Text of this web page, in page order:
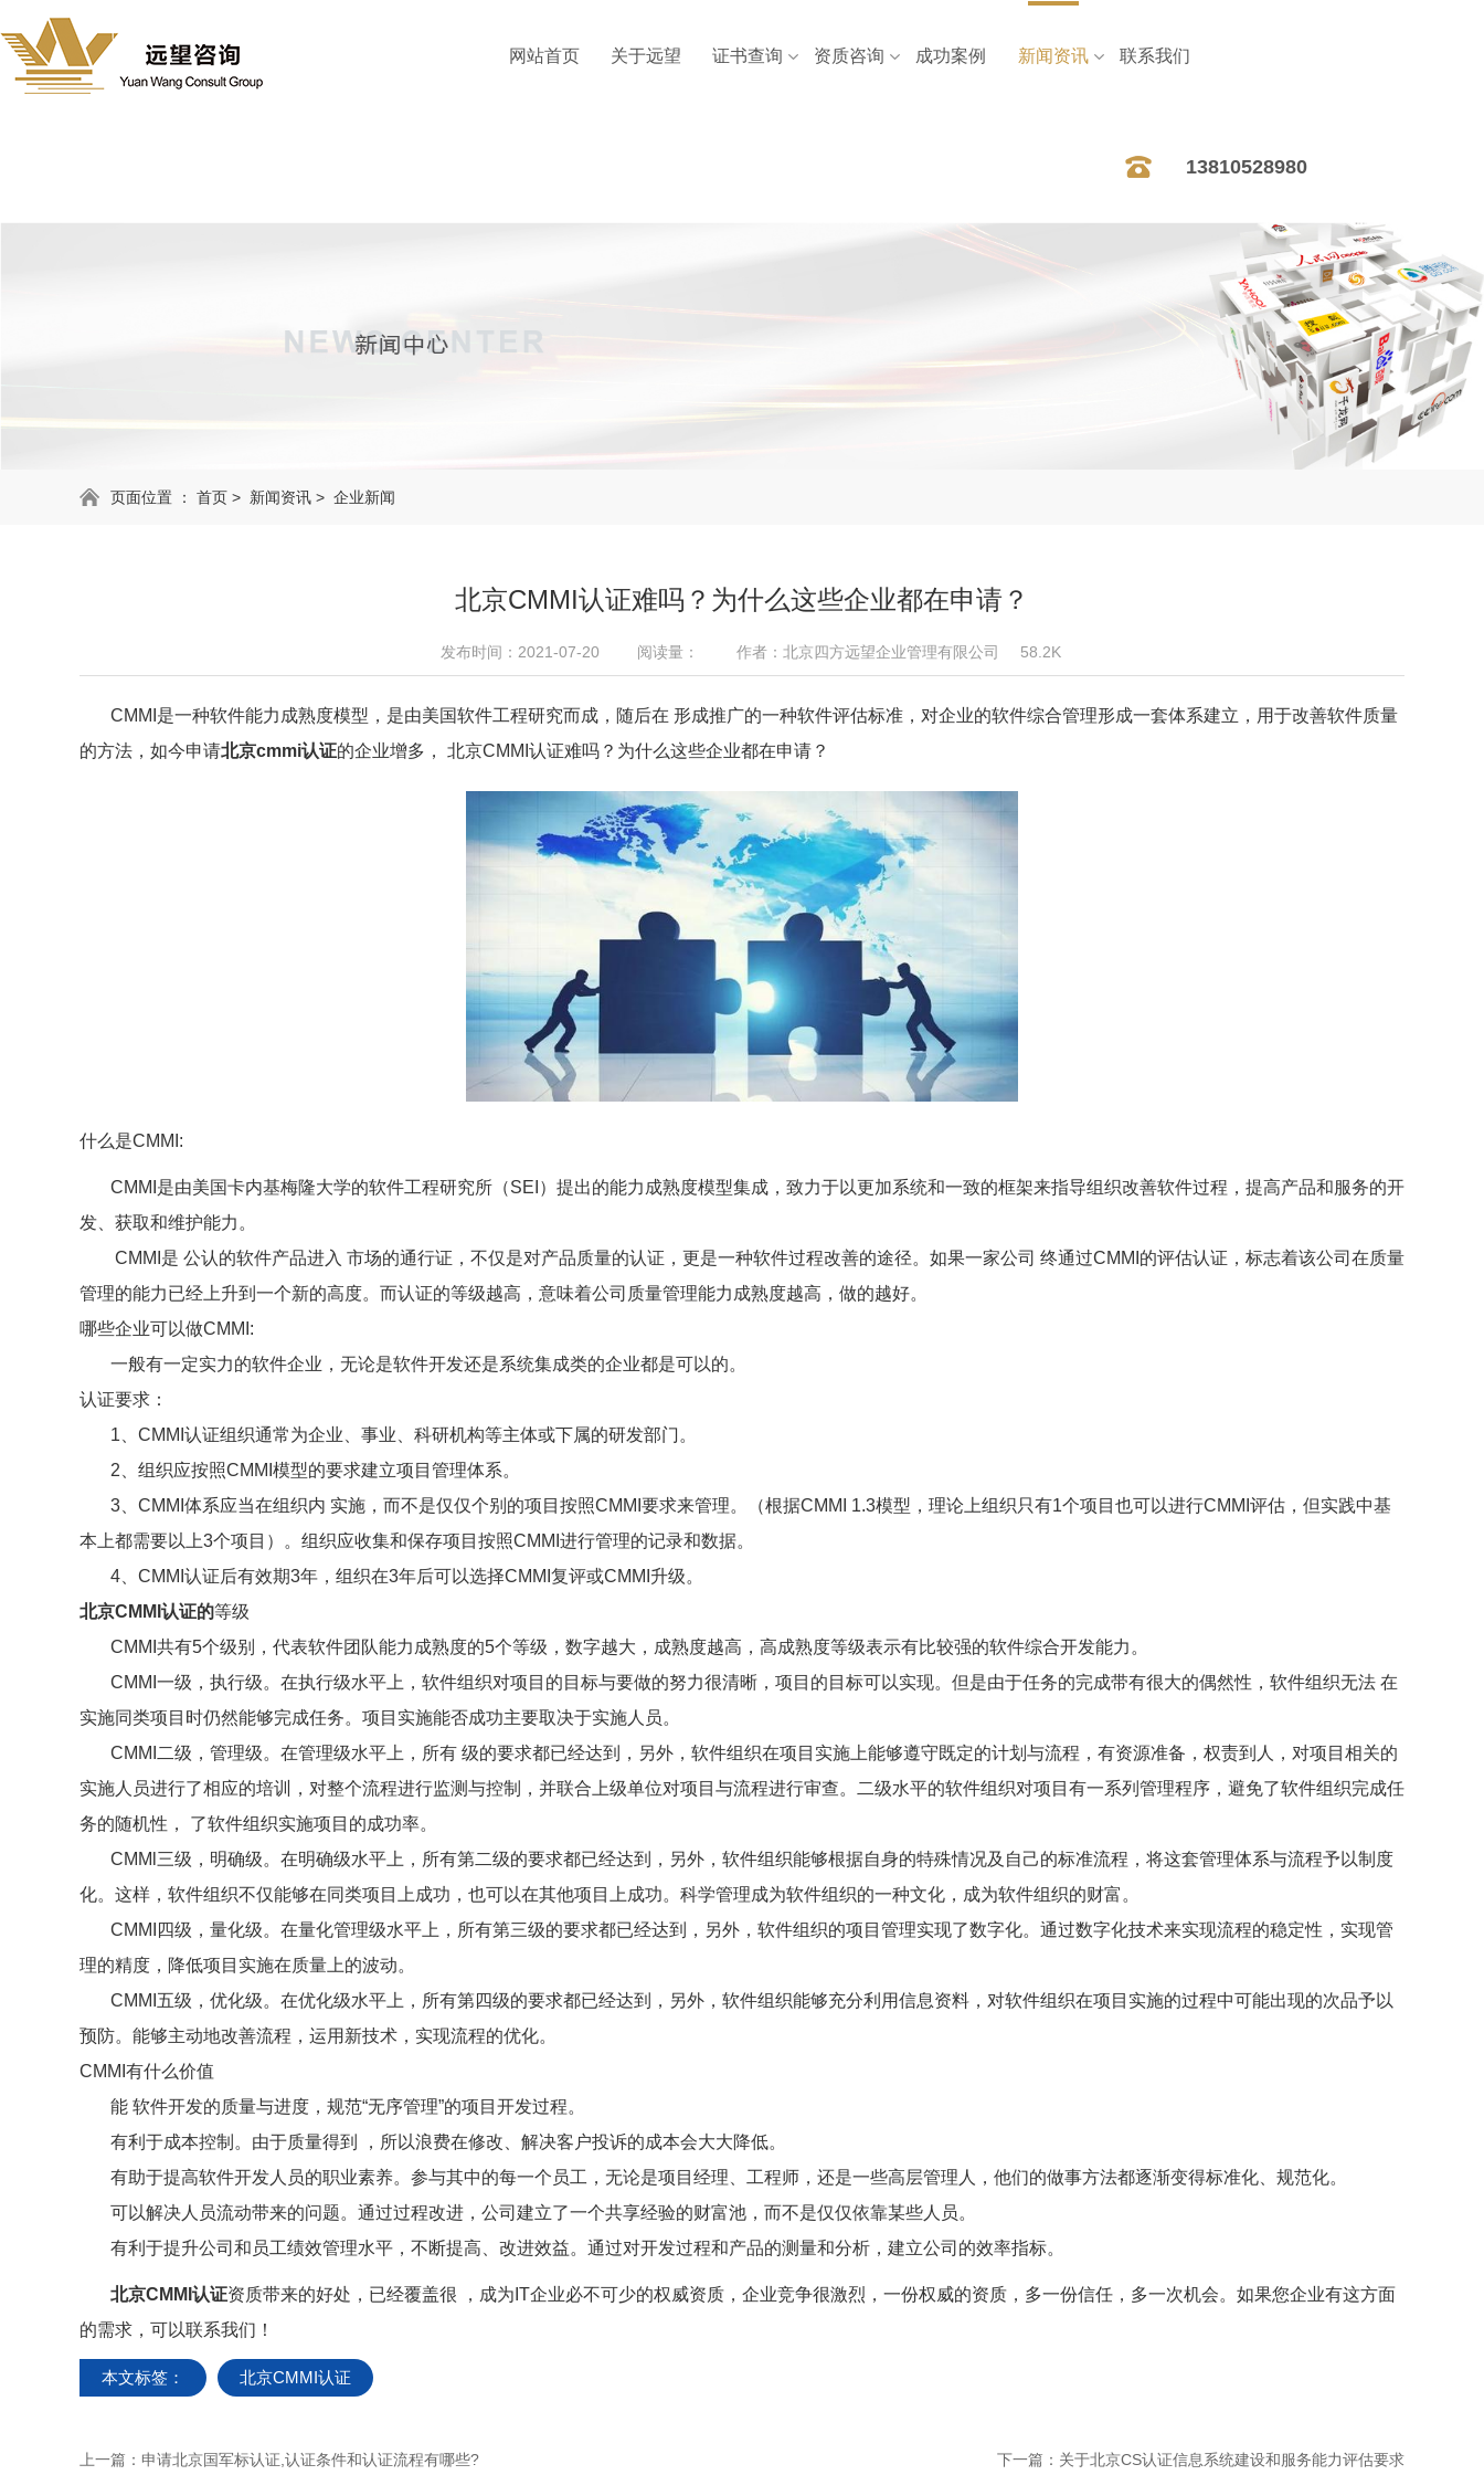
网站首页 关于远望 证书查询 资质咨询 成功案例 新闻资讯 联系我们
13810528980
页面位置 ： 首页 > 新闻资讯 > 企业新闻
北京CMMI认证难吗？为什么这些企业都在申请？
发布时间：2021-07-20 阅读量： 作者：北京四方远望企业管理有限公司 58.2K
CMMI是一种软件能力成熟度模型，是由美国软件工程研究而成，随后在 形成推广的一种软件评估标准，对企业的软件综合管理形成一套体系建立，用于改善软件质量
的方法，如今申请北京cmmi认证的企业增多， 北京CMMI认证难吗？为什么这些企业都在申请？
什么是CMMI:
CMMI是由美国卡内基梅隆大学的软件工程研究所（SEI）提出的能力成熟度模型集成，致力于以更加系统和一致的框架来指导组织改善软件过程，提高产品和服务的开
发、获取和维护能力。
CMMI是 公认的软件产品进入 市场的通行证，不仅是对产品质量的认证，更是一种软件过程改善的途径。如果一家公司 终通过CMMI的评估认证，标志着该公司在质量
管理的能力已经上升到一个新的高度。而认证的等级越高，意味着公司质量管理能力成熟度越高，做的越好。
哪些企业可以做CMMI:
一般有一定实力的软件企业，无论是软件开发还是系统集成类的企业都是可以的。
认证要求：
1、CMMI认证组织通常为企业、事业、科研机构等主体或下属的研发部门。
2、组织应按照CMMI模型的要求建立项目管理体系。
3、CMMI体系应当在组织内 实施，而不是仅仅个别的项目按照CMMI要求来管理。（根据CMMI 1.3模型，理论上组织只有1个项目也可以进行CMMI评估，但实践中基
本上都需要以上3个项目）。组织应收集和保存项目按照CMMI进行管理的记录和数据。
4、CMMI认证后有效期3年，组织在3年后可以选择CMMI复评或CMMI升级。
北京CMMI认证的等级
CMMI共有5个级别，代表软件团队能力成熟度的5个等级，数字越大，成熟度越高，高成熟度等级表示有比较强的软件综合开发能力。
CMMI一级，执行级。在执行级水平上，软件组织对项目的目标与要做的努力很清晰，项目的目标可以实现。但是由于任务的完成带有很大的偶然性，软件组织无法 在
实施同类项目时仍然能够完成任务。项目实施能否成功主要取决于实施人员。
CMMI二级，管理级。在管理级水平上，所有 级的要求都已经达到，另外，软件组织在项目实施上能够遵守既定的计划与流程，有资源准备，权责到人，对项目相关的
实施人员进行了相应的培训，对整个流程进行监测与控制，并联合上级单位对项目与流程进行审查。二级水平的软件组织对项目有一系列管理程序，避免了软件组织完成任
务的随机性， 了软件组织实施项目的成功率。
CMMl三级，明确级。在明确级水平上，所有第二级的要求都已经达到，另外，软件组织能够根据自身的特殊情况及自己的标准流程，将这套管理体系与流程予以制度
化。这样，软件组织不仅能够在同类项目上成功，也可以在其他项目上成功。科学管理成为软件组织的一种文化，成为软件组织的财富。
CMMI四级，量化级。在量化管理级水平上，所有第三级的要求都已经达到，另外，软件组织的项目管理实现了数字化。通过数字化技术来实现流程的稳定性，实现管
理的精度，降低项目实施在质量上的波动。
CMMI五级，优化级。在优化级水平上，所有第四级的要求都已经达到，另外，软件组织能够充分利用信息资料，对软件组织在项目实施的过程中可能出现的次品予以
预防。能够主动地改善流程，运用新技术，实现流程的优化。
CMMI有什么价值
能 软件开发的质量与进度，规范“无序管理”的项目开发过程。
有利于成本控制。由于质量得到 ，所以浪费在修改、解决客户投诉的成本会大大降低。
有助于提高软件开发人员的职业素养。参与其中的每一个员工，无论是项目经理、工程师，还是一些高层管理人，他们的做事方法都逐渐变得标准化、规范化。
可以解决人员流动带来的问题。通过过程改进，公司建立了一个共享经验的财富池，而不是仅仅依靠某些人员。
有利于提升公司和员工绩效管理水平，不断提高、改进效益。通过对开发过程和产品的测量和分析，建立公司的效率指标。
北京CMMI认证资质带来的好处，已经覆盖很 ，成为IT企业必不可少的权威资质，企业竞争很激烈，一份权威的资质，多一份信任，多一次机会。如果您企业有这方面
的需求，可以联系我们！
本文标签： 北京CMMI认证
上一篇： 申请北京国军标认证,认证条件和认证流程有哪些? 下一篇： 关于北京CS认证信息系统建设和服务能力评估要求